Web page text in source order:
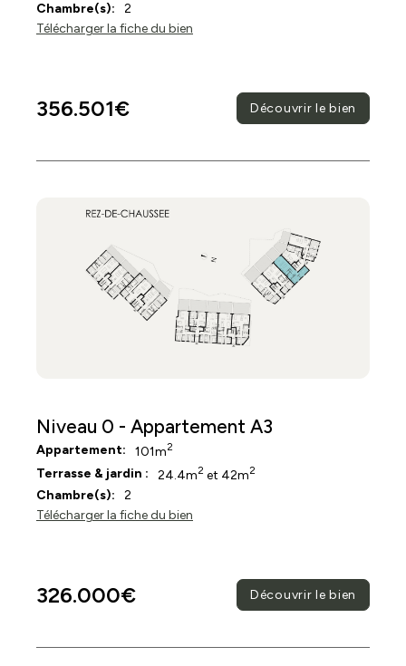
Chambre(s):
2
Télécharger la fiche du bien
356.501€ Découvrir le bien
Niveau 0 - Appartement A3
Appartement: 101m2
Terrasse & jardin : 24.4m2 et 42m2
Chambre(s):
2
Télécharger la fiche du bien
326.000€ Découvrir le bien